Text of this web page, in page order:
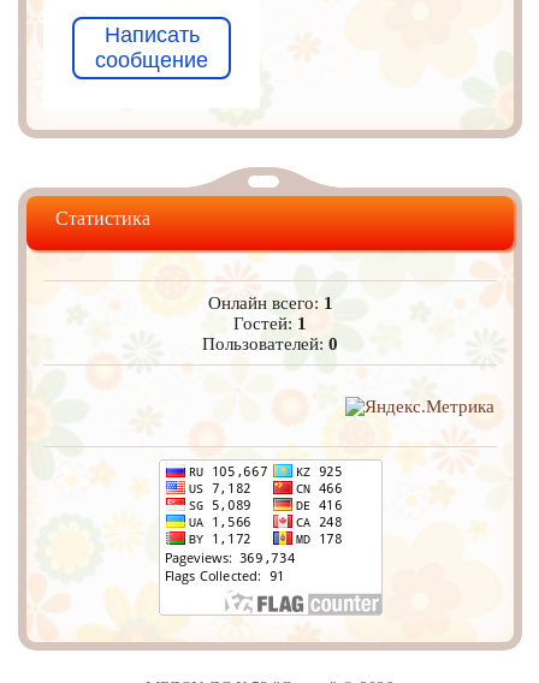
Написать
сообщение
Статистика
Онлайн всего: 1
Гостей: 1
Пользователей:0